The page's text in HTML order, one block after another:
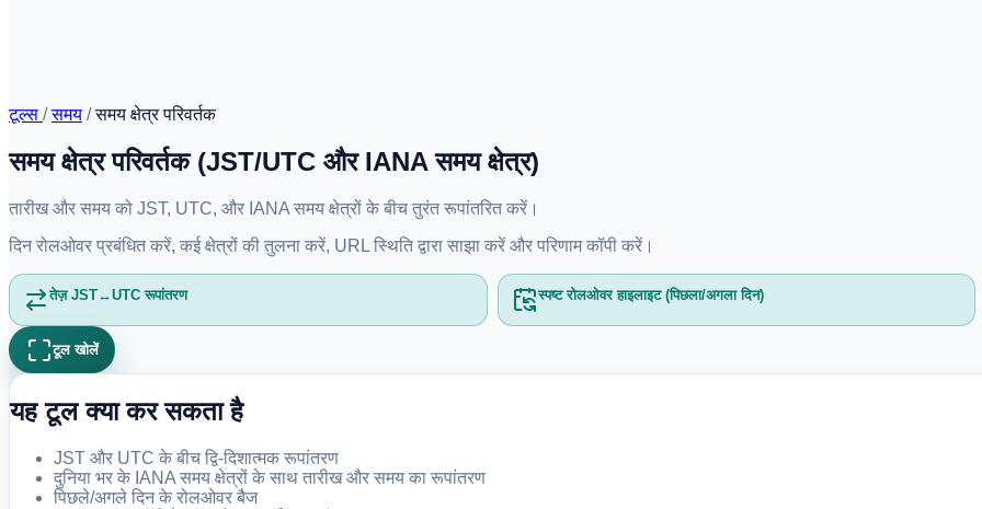
टूल्स / समय / समय क्षेत्र परिवर्तक
समय क्षेत्र परिवर्तक (JST/UTC और IANA समय क्षेत्र)
तारीख और समय को JST, UTC, और IANA समय क्षेत्रों के बीच तुरंत रूपांतरित करें।
दिन रोलओवर प्रबंधित करें, कई क्षेत्रों की तुलना करें, URL स्थिति द्वारा साझा करें और परिणाम कॉपी करें।
तेज़ JST↔UTC रूपांतरण स्पष्ट रोलओवर हाइलाइट (पिछला/अगला दिन)
टूल खोलें
यह टूल क्या कर सकता है
JST और UTC के बीच द्वि-दिशात्मक रूपांतरण
दुनिया भर के IANA समय क्षेत्रों के साथ तारीख और समय का रूपांतरण
पिछले/अगले दिन के रोलओवर बैज